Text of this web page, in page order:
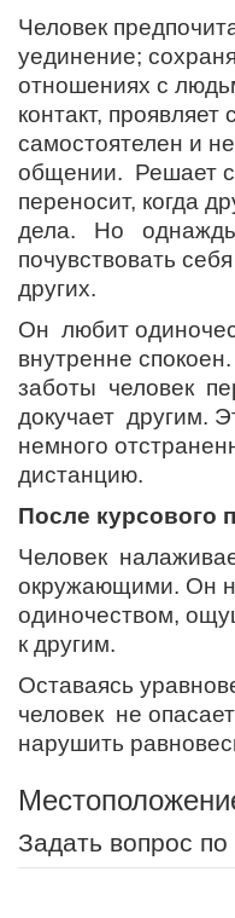
Человек
уединение;
отношениях с
контакт,
самостоятелен и
общении. Решает
переносит, когда
дела. Но
почувствовать
других.
Он любит
внутренне
заботы человек
докучает другим.
немного
дистанцию.
После курсового
Человек
окружающими. Он
одиночеством,
к другим.
Оставаясь
человек не
нарушить
Задать вопрос